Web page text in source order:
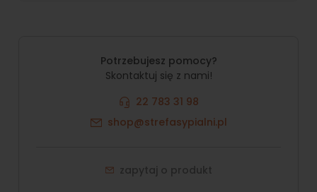
Potrzebujesz pomocy?
Skontaktuj się z nami!
22 783 31 98
shop@strefasypialni.pl
zapytaj o produkt